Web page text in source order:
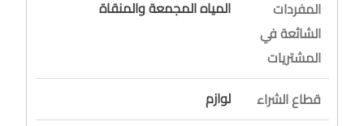
المفردات
الشائعة في
المشتريات
المياه المجمعة والمنقاة
قطاع الشراء
لوازم